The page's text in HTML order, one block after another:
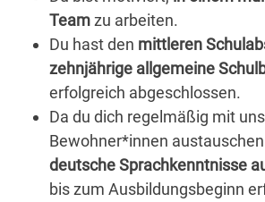
Teamzu arbeiten.
Du hast den mittleren
zehnjährige allgemeine
erfolgreich abgeschlossen.
Da du dich regelmäßig mit
Bewohner*innen
deutsche Sprachkenntnisse
bis zum Ausbildungsbeginn